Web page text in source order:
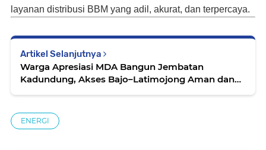
layanan distribusi BBM yang adil, akurat, dan terpercaya.
Artikel Selanjutnya
Warga Apresiasi MDA Bangun Jembatan
Kadundung, Akses Bajo–Latimojong Aman dan
ENERGI